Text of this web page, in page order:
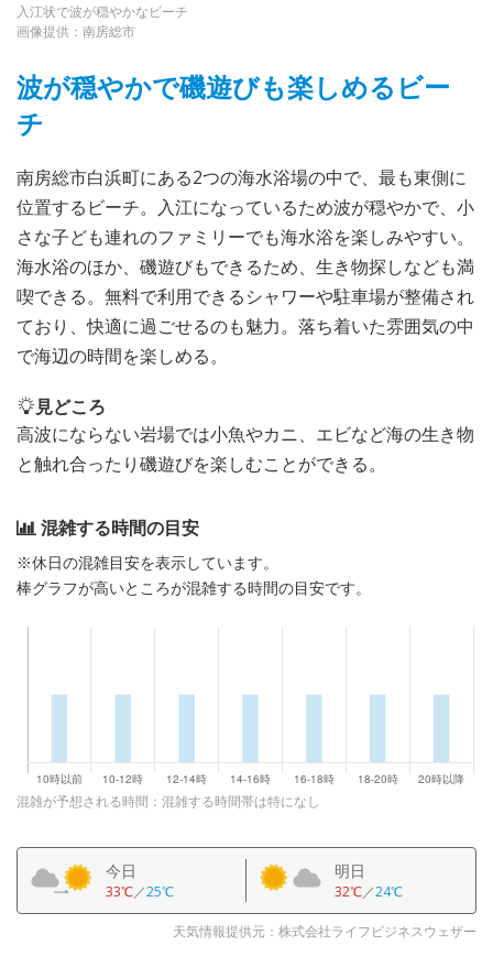
入江状で波が穏やかなビーチ
画像提供：南房総市
波が穏やかで磯遊びも楽しめるビー
チ
南房総市白浜町にある2つの海水浴場の中で、最も東側に
位置するビーチ。入江になっているため波が穏やかで、小
さな子ども連れのファミリーでも海水浴を楽しみやすい。
海水浴のほか、磯遊びもできるため、生き物探しなども満
喫できる。無料で利用できるシャワーや駐車場が整備され
ており、快適に過ごせるのも魅力。落ち着いた雰囲気の中
で海辺の時間を楽しめる。
見どころ
高波にならない岩場では小魚やカニ、エビなど海の生き物
と触れ合ったり磯遊びを楽しむことができる。
混雑する時間の目安
※休日の混雑目安を表示しています。
棒グラフが高いところが混雑する時間の目安です。
混雑が予想される時間：混雑する時間帯は特になし
今日
33℃／25℃
明日
32℃／24℃
天気情報提供元：株式会社ライフビジネスウェザー